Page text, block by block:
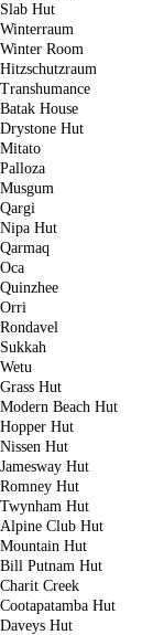
Slab Hut
Winterraum
Winter Room
Hitzschutzraum
Transhumance
Batak House
Drystone Hut
Mitato
Palloza
Musgum
Qargi
Nipa Hut
Qarmaq
Oca
Quinzhee
Orri
Rondavel
Sukkah
Wetu
Grass Hut
Modern Beach Hut
Hopper Hut
Nissen Hut
Jamesway Hut
Romney Hut
Twynham Hut
Alpine Club Hut
Mountain Hut
Bill Putnam Hut
Charit Creek
Cootapatamba Hut
Daveys Hut